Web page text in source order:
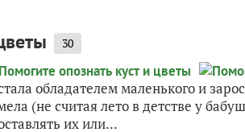
30
обладателем маленького и
(не считая лето в детстве у
их или...